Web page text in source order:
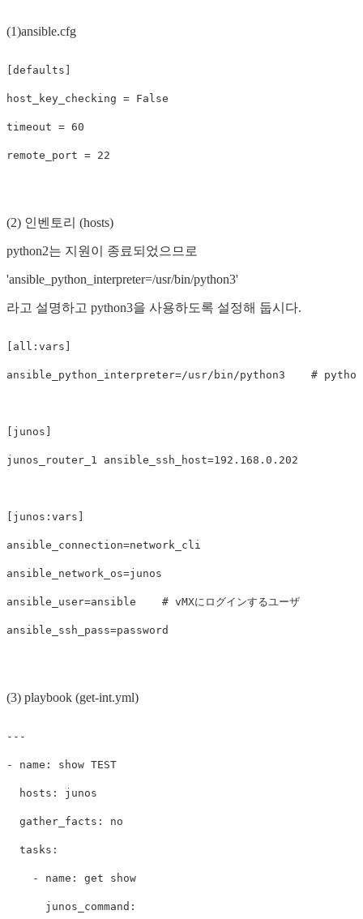
(1)ansible.cfg
[defaults]
host_key_checking = False
timeout = 60
(2) 인벤토리 (hosts)
python2는 지원이 종료되었으므로
'ansible_python_interpreter=/usr/bin/python3'
라고 설명하고 python3을 사용하도록 설정해 둡시다.
[all:vars]
ansible_python_interpreter=/usr/bin/python3    # python3
[junos]
junos_router_1 ansible_ssh_host=192.168.0.202
[junos:vars]
ansible_connection=network_cli
ansible_network_os=junos
ansible_user=ansible    # vMXにログインするユーザ
(3) playbook (get-int.yml)
---
- name : show TEST
hosts : junos
gather_facts : no
tasks :
- name : get show
junos_command :